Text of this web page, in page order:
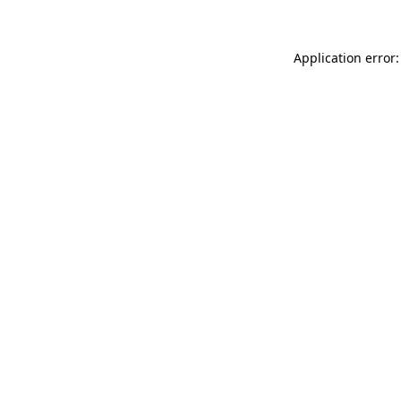
Application